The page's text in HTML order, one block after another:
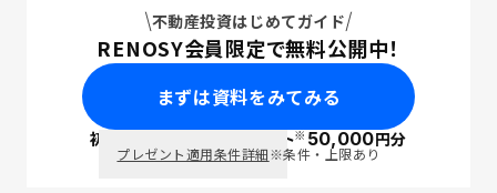
不動産投資はじめてガイド
RENOSY会員限定で無料公開中！
まずは資料をみてみる
初回面談で ポイント※50,000円分
プレゼント適用条件詳細※条件・上限あり